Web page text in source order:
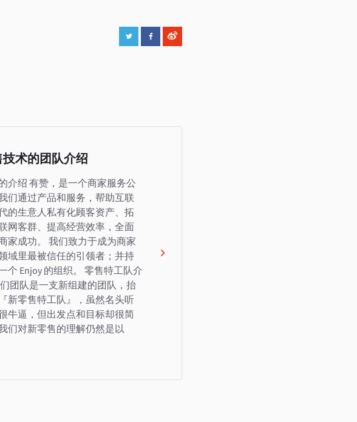
技术的团队介绍
介绍 有赞，是一个商家服务公
们通过产品和服务，帮助互联
的生意人私有化顾客资产、拓
网客群、提高经营效率，全面
家成功。 我们致力于成为商家
域里最被信任的引领者；并持
个 Enjoy 的组织。 零售特工队介
团队是一支新组建的团队，抬
新零售特工队』，虽然名头听
牛逼，但出发点和目标却很简
们对新零售的理解仍然是以